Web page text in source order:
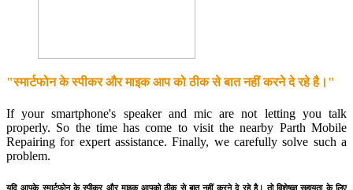
"स्मार्टफोन के स्पीकर और माइक आप को ठीक से बात नहीं करने दे रहे है।"
If your smartphone's speaker and mic are not letting you talk
properly. So the time has come to visit the nearby Parth Mobile
Repairing for expert assistance. Finally, we carefully solve such a
problem.
यदि आपके स्मार्टफोन के स्पीकर और माइक आपको ठीक से बात नहीं करने दे रहे है। तो विशेषज्ञ सहायता के लिए